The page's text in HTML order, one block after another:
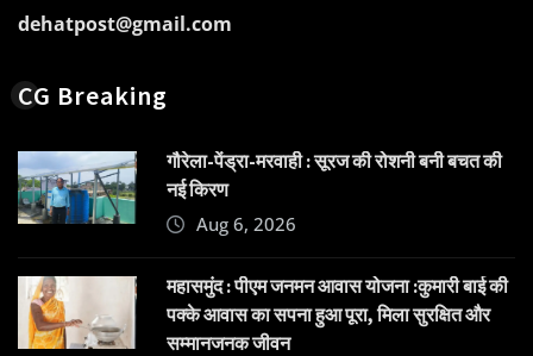
dehatpost@gmail.com
CG Breaking
गौरेला-पेंड्रा-मरवाही : सूरज की रोशनी बनी बचत की
नई किरण
Aug 6, 2026
महासमुंद : पीएम जनमन आवास योजना :कुमारी बाई की
पक्के आवास का सपना हुआ पूरा, मिला सुरक्षित और
सम्मानजनक जीवन